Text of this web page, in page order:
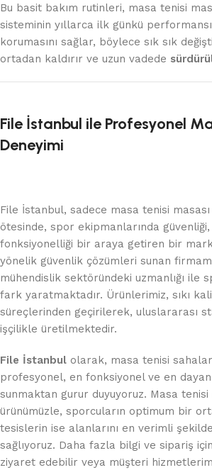
Bu basit bakım rutinleri, masa tenisi
sisteminin yıllarca ilk günkü
korumasını sağlar, böylece sık sık
ortadan kaldırır ve uzun vadede
File İstanbul ile Profesyonel
Deneyimi
File İstanbul, sadece masa tenisi
ötesinde, spor ekipmanlarında
fonksiyonelliği bir araya getiren bir
yönelik güvenlik çözümleri sunan
mühendislik sektöründeki uzmanlığı ile
fark yaratmaktadır. Ürünlerimiz, sıkı
süreçlerinden geçirilerek, uluslararası
işçilikle üretilmektedir.
File İstanbul olarak, masa tenisi
profesyonel, en fonksiyonel ve en
sunmaktan gurur duyuyoruz. Masa
ürünümüzle, sporcuların optimum bir
tesislerin ise alanlarını en verimli
sağlıyoruz. Daha fazla bilgi ve sipariş
ziyaret edebilir veya müşteri